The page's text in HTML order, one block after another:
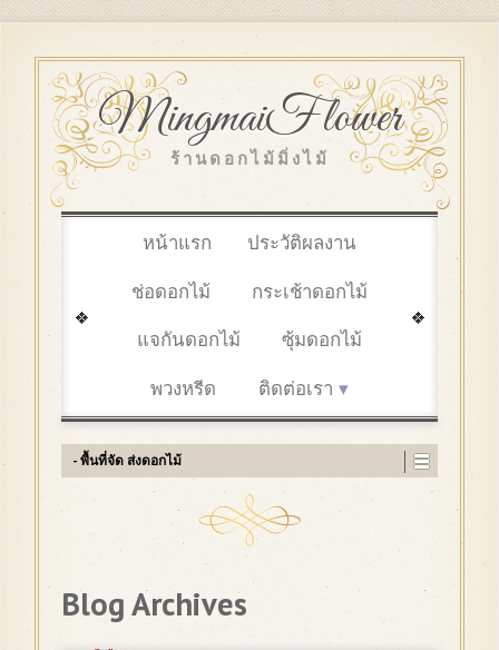
MingmaiFlower
ร้านดอกไม้มิ่งไม้
หน้าแรก
ประวัติผลงาน
ช่อดอกไม้
กระเช้าดอกไม้
แจกันดอกไม้
ซุ้มดอกไม้
พวงหรีด
ติดต่อเรา
- พื้นที่จัด ส่งดอกไม้
Blog Archives